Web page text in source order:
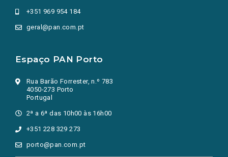
+351 969 954 184
geral@pan.com.pt
Espaço PAN Porto
Rua Barão Forrester, n.º 783
4050-273 Porto
Portugal
2ª a 6ª das 10h00 às 16h00
+351 228 329 273
porto@pan.com.pt